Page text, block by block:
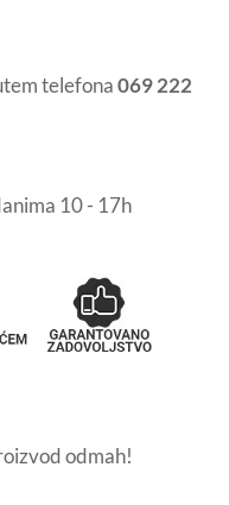
telefona069 222
10 - 17h
odmah!